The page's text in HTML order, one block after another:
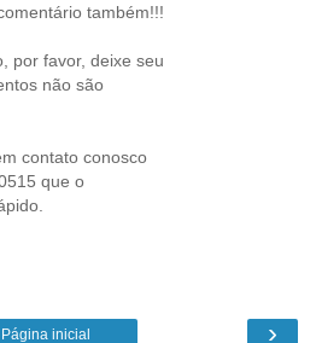
também!!!
por favor, deixe seu
não são
contato conosco
que o
›
Página inicial